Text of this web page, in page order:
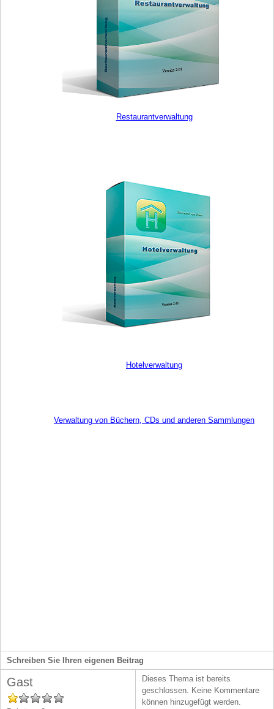
Restaurantverwaltung
Hotelverwaltung
Verwaltung von Büchern, CDs und anderen Sammlungen
Schreiben Sie Ihren eigenen Beitrag
Gast
Dieses Thema ist bereits
geschlossen. Keine Kommentare
können hinzugefügt werden.